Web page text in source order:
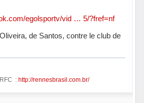
egolsportv/vid … 5/?fref=nf
de Santos, contre le club de
: http://rennesbrasil.com.br/